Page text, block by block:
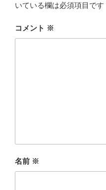
いている欄は必須項目です
コメント ※
名前 ※